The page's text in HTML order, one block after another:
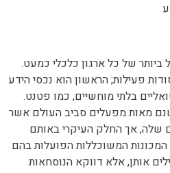
של כל ארגון כלכלי כמעט.
פעילות; הראשון הוא נכסי הידע
בלתי מוחשיים, כמו פטנט.
מאות מפעלים סביב העולם אשר
שלה, אך החלק העיקרי באותם
המכונות המשוכללות הפועלות בהם
אותן, אלא דווקא הנוסחאות